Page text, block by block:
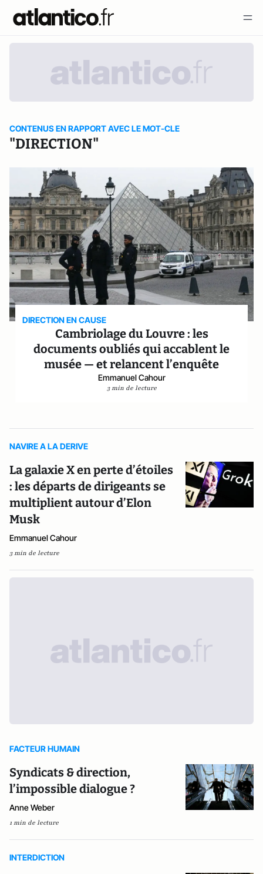
CONTENUS EN RAPPORT AVEC LE MOT-CLE
"DIRECTION"
DIRECTION EN CAUSE
Cambriolage du Louvre : les
documents oubliés qui accablent le
musée — et relancent l’enquête
Emmanuel Cahour
3 min de lecture
NAVIRE A LA DERIVE
La galaxie X en perte d’étoiles
: les départs de dirigeants se
multiplient autour d’Elon
Musk
Emmanuel Cahour
3 min de lecture
FACTEUR HUMAIN
Syndicats & direction,
l’impossible dialogue ?
Anne Weber
1 min de lecture
INTERDICTION